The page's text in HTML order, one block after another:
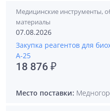
Медицинские инструменты,
материалы
07.08.2026
Закупка реагентов для
А-25
18 876 ₽
Место поставки: